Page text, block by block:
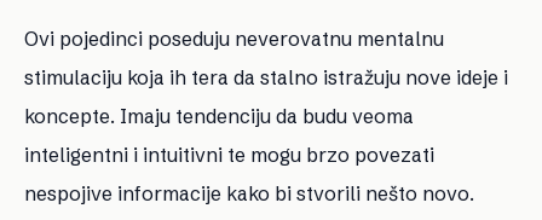
Ovi pojedinci poseduju neverovatnu mentalnu
stimulaciju koja ih tera da stalno istražuju nove ideje i
koncepte. Imaju tendenciju da budu veoma
inteligentni i intuitivni te mogu brzo povezati
nespojive informacije kako bi stvorili nešto novo.